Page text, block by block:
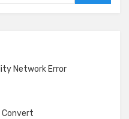
Network Error
Convert